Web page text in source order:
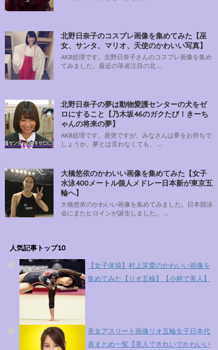
北野日奈子のコスプレ画像を集めてみた【巫
女、サンタ、マリオ、天使のかわいい写真】
AKB総理です。北野日奈子さんのコスプレ画像を集め
てみました。最近の筆者注目の北 ...
北野日奈子の夢は動物愛護センターの犬をゼ
ロにすること【乃木坂46のガクたび！きーち
ゃんの将来の夢】
AKB総理です。唐突ですが、みなさんは夢をお持ちで
しょうか。夢とは言わなくても、 ...
大橋悠依のかわいい画像を集めてみた【女子
水泳400メートル個人メドレー日本新が東京五
輪へ】
大橋悠依のかわいい画像を集めてみました。日本競泳
会にまたヒロインが誕生しました。 ...
人気記事トップ10
【女子体操】村上茉愛のかわいい画像を
集めてみた【リオ五輪】【小柄で美人】
美女アスリート画像リオ五輪女子日本代
表まとめ一覧【美人できれいでかわいい